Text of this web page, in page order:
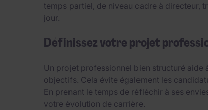
temps partiel, de niveau cadre à directeur,
jour.
Définissez votre projet
Un projet professionnel bien structuré aide
objectifs. Cela évite également les
En prenant le temps de réfléchir à ses
votre évolution de carrière.